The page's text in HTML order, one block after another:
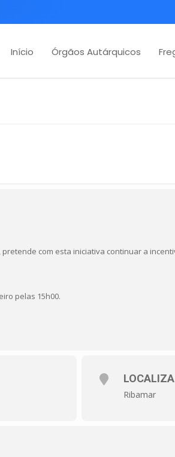
Início Órgãos Autárquicos
com esta iniciativa continuar a
pelas 15h00.
Ribamar